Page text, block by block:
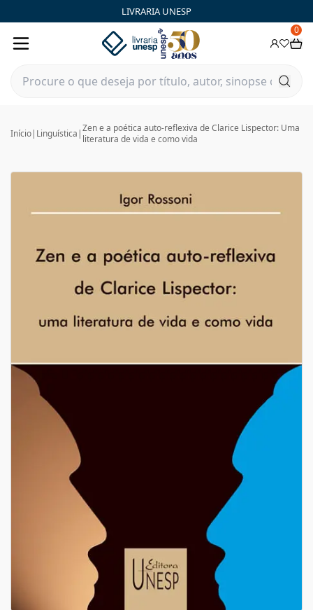
LIVRARIA UNESP
0
Início| Linguística |Zen e a poética auto-reflexiva de Clarice Lispector: Uma
literatura de vida e como vida